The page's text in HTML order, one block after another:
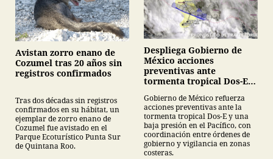
Avistan zorro enano de
Cozumel tras 20 años sin
registros confirmados
Tras dos décadas sin registros
confirmados en su hábitat, un
ejemplar de zorro enano de
Cozumel fue avistado en el
Parque Ecoturístico Punta Sur
de Quintana Roo.
Despliega Gobierno de
México acciones
preventivas ante
tormenta tropical Dos-E y
Gobierno de México refuerza
acciones preventivas ante la
tormenta tropical Dos-E y una
baja presión en el Pacífico, con
coordinación entre órdenes de
gobierno y vigilancia en zonas
costeras.